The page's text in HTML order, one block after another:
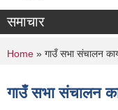
समाचार
You are
Home » गाउँ सभा संचालन
गाउँ सभा संचालन